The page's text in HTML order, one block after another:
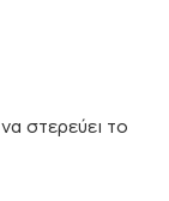
στερεύει το